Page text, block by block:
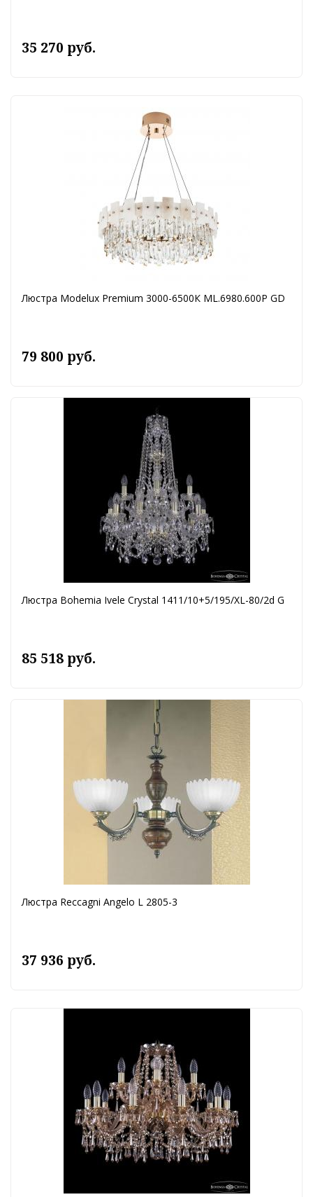
35 270 руб.
Люстра Modelux Premium 3000-6500К ML.6980.600P GD
79 800 руб.
Люстра Bohemia Ivele Crystal 1411/10+5/195/XL-80/2d G
85 518 руб.
Люстра Reccagni Angelo L 2805-3
37 936 руб.